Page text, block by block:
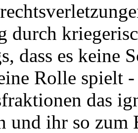
durch
dass es keine
Rolle spielt -
das
und ihr so